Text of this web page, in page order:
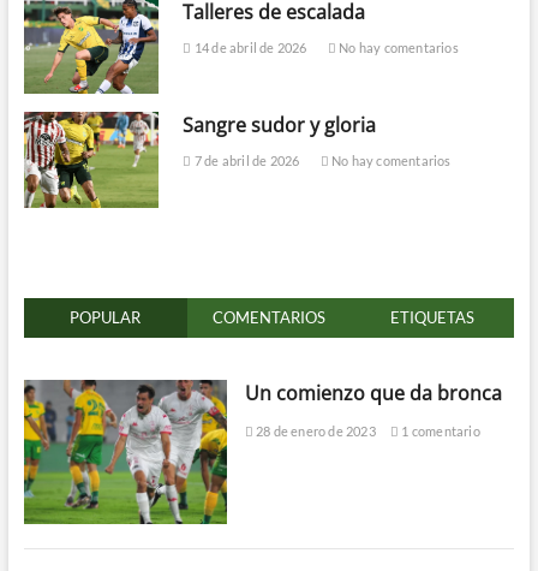
Talleres de escalada
14 de abril de 2026 No hay comentarios
Sangre sudor y gloria
7 de abril de 2026 No hay comentarios
POPULAR COMENTARIOS ETIQUETAS
Un comienzo que da bronca
28 de enero de 2023 1 comentario